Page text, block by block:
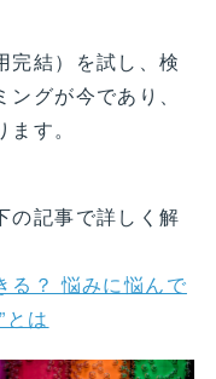
完結）を試し、検
グが今であり、
す。
の記事で詳しく解
る？ 悩みに悩んで
は